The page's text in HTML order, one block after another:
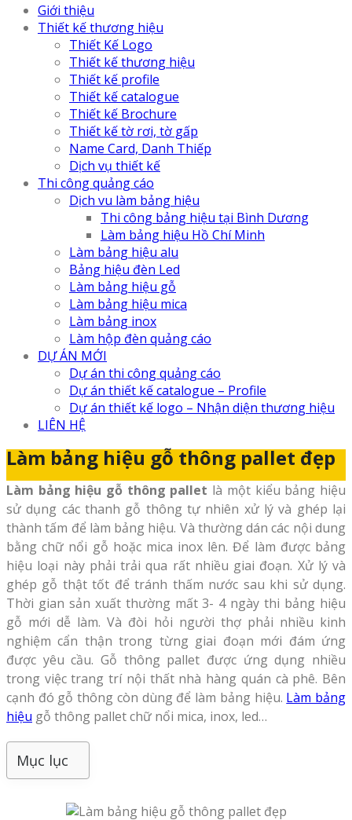
Giới thiệu
Thiết kế thương hiệu
Thiết Kế Logo
Thiết kế thương hiệu
Thiết kế profile
Thiết kế catalogue
Thiết kế Brochure
Thiết kế tờ rơi, tờ gấp
Name Card, Danh Thiếp
Dịch vụ thiết kế
Thi công quảng cáo
Dịch vu làm bảng hiệu
Thi công bảng hiệu tại Bình Dương
Làm bảng hiệu Hồ Chí Minh
Làm bảng hiệu alu
Bảng hiệu đèn Led
Làm bảng hiệu gỗ
Làm bảng hiệu mica
Làm bảng inox
Làm hộp đèn quảng cáo
DỰ ÁN MỚI
Dự án thi công quảng cáo
Dự án thiết kế catalogue – Profile
Dự án thiết kế logo – Nhận diện thương hiệu
LIÊN HỆ
Làm bảng hiệu gỗ thông pallet đẹp
Làm bảng hiệu gỗ thông pallet là một kiểu bảng hiệu
sử dụng các thanh gỗ thông tự nhiên xử lý và ghép lại
thành tấm để làm bảng hiệu. Và thường dán các nội dung
bằng chữ nổi gỗ hoặc mica inox lên. Để làm được bảng
hiệu loại này phải trải qua rất nhiều giai đoạn. Xử lý và
ghép gỗ thật tốt để tránh thấm nước sau khi sử dụng.
Thời gian sản xuất thường mất 3- 4 ngày thi bảng hiệu
gỗ mới dễ làm. Và đòi hỏi người thợ phải nhiều kinh
nghiệm cẩn thận trong từng giai đoạn mới đám ứng
được yêu cầu. Gỗ thông pallet được ứng dụng nhiều
trong việc trang trí nội thất nhà hàng quán cà phê. Bên
cạnh đó gỗ thông còn dùng để làm bảng hiệu. Làm bảng
hiệu gỗ thông pallet chữ nổi mica, inox, led…
Mục lục